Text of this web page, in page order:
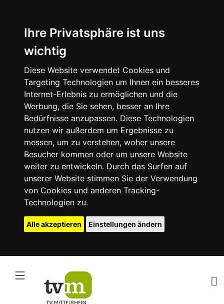
Ihre Privatsphäre ist uns
wichtig
Diese Website verwendet Cookies und
Targeting Technologien um Ihnen ein besseres
Internet-Erlebnis zu ermöglichen und die
Werbung, die Sie sehen, besser an Ihre
Bedürfnisse anzupassen. Diese Technologien
nutzen wir außerdem um Ergebnisse zu
messen, um zu verstehen, woher unsere
Besucher kommen oder um unsere Website
weiter zu entwickeln. Durch das Surfen auf
unserer Website stimmen Sie der Verwendung
von Cookies und anderen Tracking-
Technologien zu.
Alle akzeptieren Einstellungen ändern